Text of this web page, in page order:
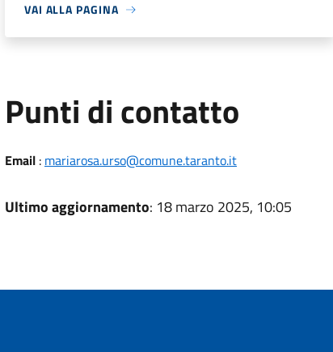
VAI ALLA PAGINA
Punti di contatto
Email: mariarosa.urso@comune.taranto.it
Ultimo aggiornamento: 18 marzo 2025, 10:05